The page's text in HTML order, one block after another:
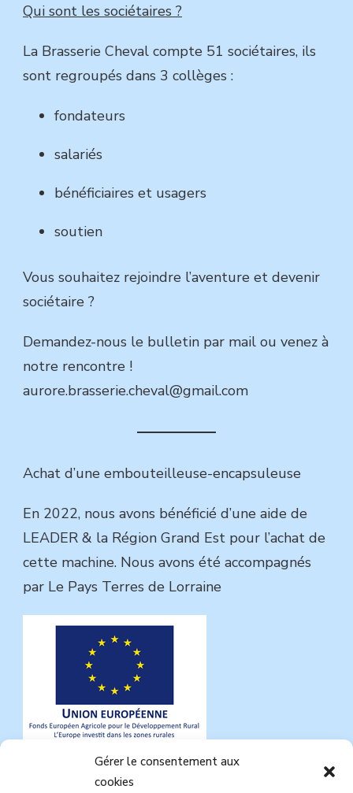
Gérer le consentement aux
cookies
Qui sont les sociétaires ?
La Brasserie Cheval compte 51 sociétaires, ils
sont regroupés dans 3 collèges :
fondateurs
salariés
bénéficiaires et usagers
soutien
Vous souhaitez rejoindre l’aventure et devenir
sociétaire ?
Demandez-nous le bulletin par mail ou venez à
notre rencontre !
aurore.brasserie.cheval@gmail.com
Achat d’une embouteilleuse-encapsuleuse
En 2022, nous avons bénéficié d’une aide de
LEADER & la Région Grand Est pour l’achat de
cette machine. Nous avons été accompagnés
par Le Pays Terres de Lorraine